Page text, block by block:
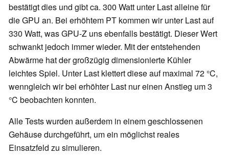
bestätigt dies und gibt ca. 300 Watt unter Last alleine für
die GPU an. Bei erhöhtem PT kommen wir unter Last auf
330 Watt, was GPU-Z uns ebenfalls bestätigt. Dieser Wert
schwankt jedoch immer wieder. Mit der entstehenden
Abwärme hat der großzügig dimensionierte Kühler
leichtes Spiel. Unter Last klettert diese auf maximal 72 °C,
wenngleich wir bei erhöhter Last nur einen Anstieg um 3
°C beobachten konnten.
Alle Tests wurden außerdem in einem geschlossenen
Gehäuse durchgeführt, um ein möglichst reales
Einsatzfeld zu simulieren.